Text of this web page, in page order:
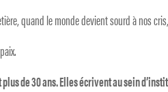
quand le monde devient sourd à nos
de 30 ans. Elles écrivent au sein